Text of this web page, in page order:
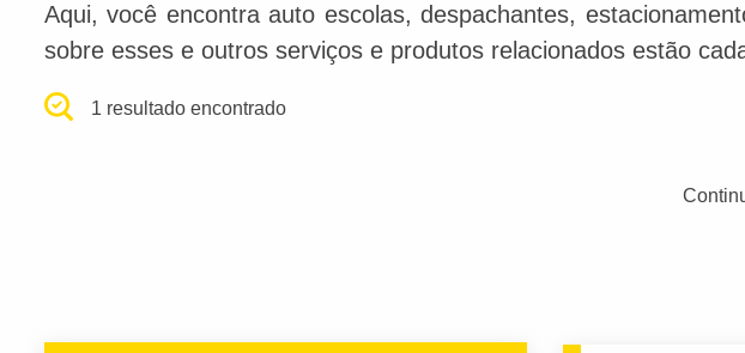
Aqui, você encontra auto escolas, despachantes,
sobre esses e outros serviços e produtos relacionados estão
1 resultado encontrado